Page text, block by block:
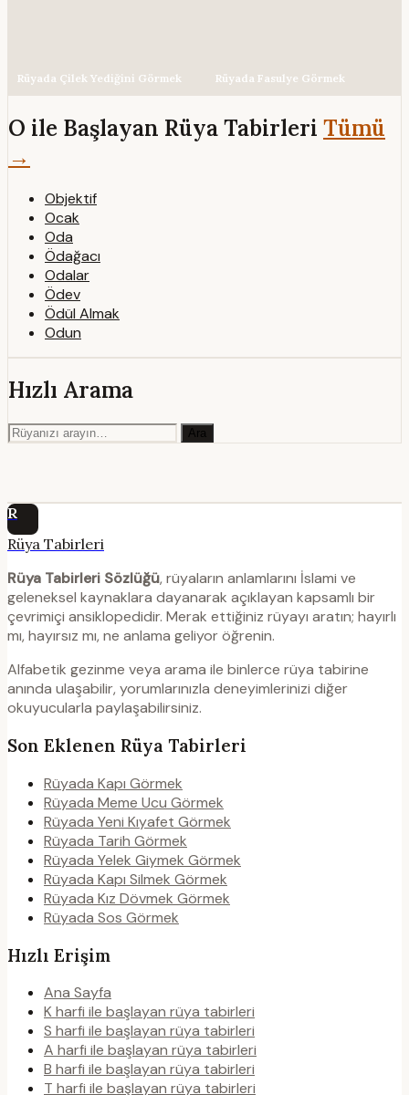
Rüyada Çilek Yediğini Görmek Rüyada Fasulye Görmek
O ile Başlayan Rüya Tabirleri Tümü
→
Objektif
Ocak
Oda
Ödağacı
Odalar
Ödev
Ödül Almak
Odun
Hızlı Arama
Ara
R
Rüya Tabirleri
Rüya Tabirleri Sözlüğü, rüyaların anlamlarını İslami ve
geleneksel kaynaklara dayanarak açıklayan kapsamlı bir
çevrimiçi ansiklopedidir. Merak ettiğiniz rüyayı aratın; hayırlı
mı, hayırsız mı, ne anlama geliyor öğrenin.
Alfabetik gezinme veya arama ile binlerce rüya tabirine
anında ulaşabilir, yorumlarınızla deneyimlerinizi diğer
okuyucularla paylaşabilirsiniz.
Son Eklenen Rüya Tabirleri
Rüyada Kapı Görmek
Rüyada Meme Ucu Görmek
Rüyada Yeni Kıyafet Görmek
Rüyada Tarih Görmek
Rüyada Yelek Giymek Görmek
Rüyada Kapı Silmek Görmek
Rüyada Kız Dövmek Görmek
Rüyada Sos Görmek
Hızlı Erişim
Ana Sayfa
K harfi ile başlayan rüya tabirleri
S harfi ile başlayan rüya tabirleri
A harfi ile başlayan rüya tabirleri
B harfi ile başlayan rüya tabirleri
T harfi ile başlayan rüya tabirleri